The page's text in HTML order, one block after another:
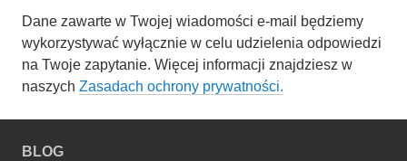
Dane zawarte w Twojej wiadomości e-mail będziemy
wykorzystywać wyłącznie w celu udzielenia odpowiedzi
na Twoje zapytanie. Więcej informacji znajdziesz w
naszych Zasadach ochrony prywatności.
BLOG